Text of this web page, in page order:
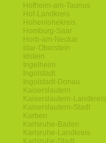
Hofheim-am-Taunus
Hof-Landkreis
Hohenlohekreis
Homburg-Saar
Horb-am-Neckar
Idar-Oberstein
Idstein
Ingelheim
Ingolstadt
Ingolstadt-Donau
Kaiserslautern
Kaiserslautern-Landkreis
Kaiserslautern-Stadt
Karben
Karlsruhe-Baden
Karlsruhe-Landkreis
Karlsruhe-Stadt